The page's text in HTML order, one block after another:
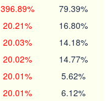
396.89% 79.39%
20.21% 16.80%
20.03% 14.18%
20.02% 14.77%
20.01% 5.62%
20.01% 6.12%